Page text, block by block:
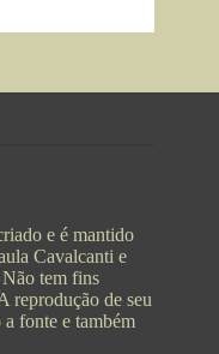
e é mantido
Cavalcanti e
tem fins
reprodução de seu
fonte e também